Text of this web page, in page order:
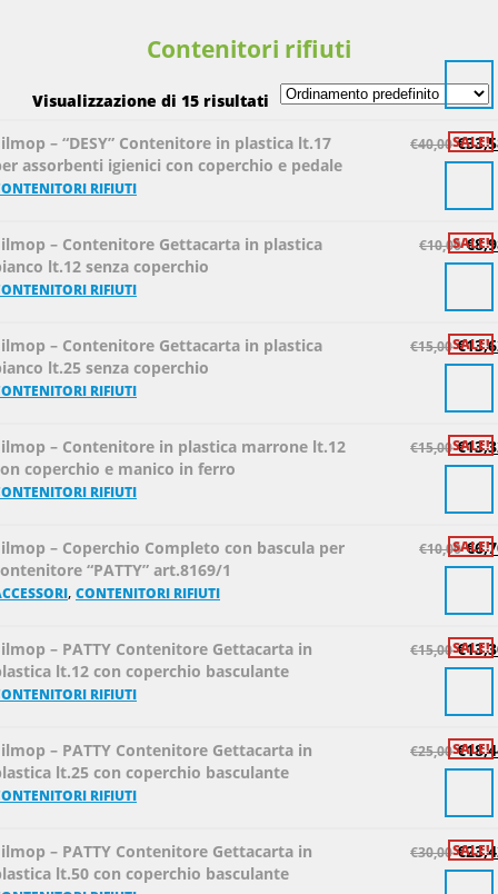
Contenitori rifiuti
Visualizzazione di 15 risultati
SALE!
€40,00 €
– “DESY” Contenitore in plastica lt.17
assorbenti igienici con coperchio e pedale
RIFIUTI
SALE!
€10,00 €
– Contenitore Gettacarta in plastica
lt.12 senza coperchio
RIFIUTI
SALE!
€15,00 €
– Contenitore Gettacarta in plastica
lt.25 senza coperchio
RIFIUTI
SALE!
€15,00 €
– Contenitore in plastica marrone lt.12
coperchio e manico in ferro
RIFIUTI
SALE!
€10,00 €
– Coperchio Completo con bascula per
“PATTY” art.8169/1
, CONTENITORI RIFIUTI
SALE!
€15,00 €
– PATTY Contenitore Gettacarta in
lt.12 con coperchio basculante
RIFIUTI
SALE!
€25,00 €
– PATTY Contenitore Gettacarta in
lt.25 con coperchio basculante
RIFIUTI
SALE!
€30,00 €
– PATTY Contenitore Gettacarta in
lt.50 con coperchio basculante